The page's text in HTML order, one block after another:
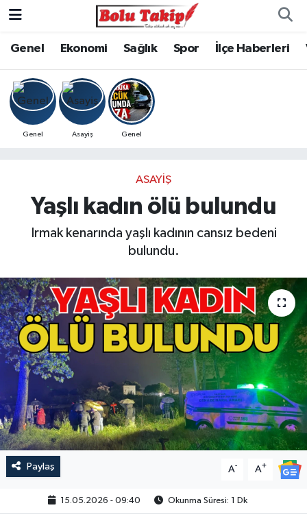
Genel Ekonomi Sağlık Spor İlçe Haberleri
Genel Asayiş Genel
ASAYIŞ
Yaşlı kadın ölü bulundu
Irmak kenarında yaşlı kadının cansız bedeni
bulundu.
Paylaş A- A+
15.05.2026 - 09:40 Okunma Süresi: 1 Dk